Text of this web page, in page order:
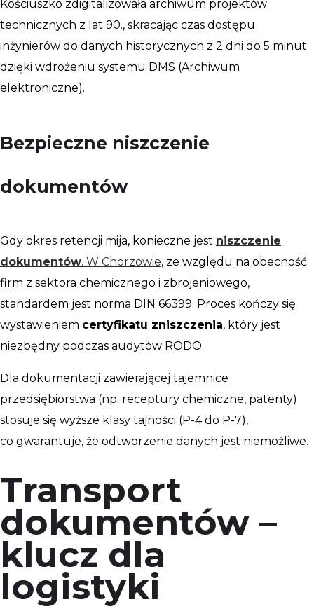
Kościuszko zdigitalizowała archiwum projektów
technicznych z lat 90., skracając czas dostępu
inżynierów do danych historycznych z 2 dni do 5 minut
dzięki wdrożeniu systemu DMS (Archiwum
elektroniczne).
Bezpieczne niszczenie
dokumentów
Gdy okres retencji mija, konieczne jest niszczenie
dokumentów. W Chorzowie, ze względu na obecność
firm z sektora chemicznego i zbrojeniowego,
standardem jest norma DIN 66399. Proces kończy się
wystawieniem certyfikatu zniszczenia, który jest
niezbędny podczas audytów RODO.
Dla dokumentacji zawierającej tajemnice
przedsiębiorstwa (np. receptury chemiczne, patenty)
stosuje się wyższe klasy tajności (P-4 do P-7),
co gwarantuje, że odtworzenie danych jest niemożliwe.
Transport
dokumentów –
klucz dla
logistyki